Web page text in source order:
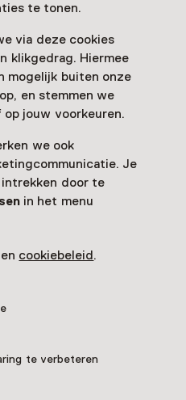
te tonen.
via deze cookies
klikgedrag. Hiermee
mogelijk buiten onze
en stemmen we
jouw voorkeuren.
we ook
Je
door te
in het menu
en cookiebeleid.
te verbeteren
Speel video
Museum